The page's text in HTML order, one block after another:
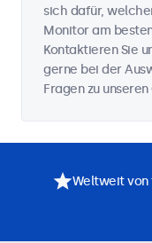
sich dafür,
Monitor am
Kontaktieren Sie
gerne bei der
Fragen zu
Weltweit von